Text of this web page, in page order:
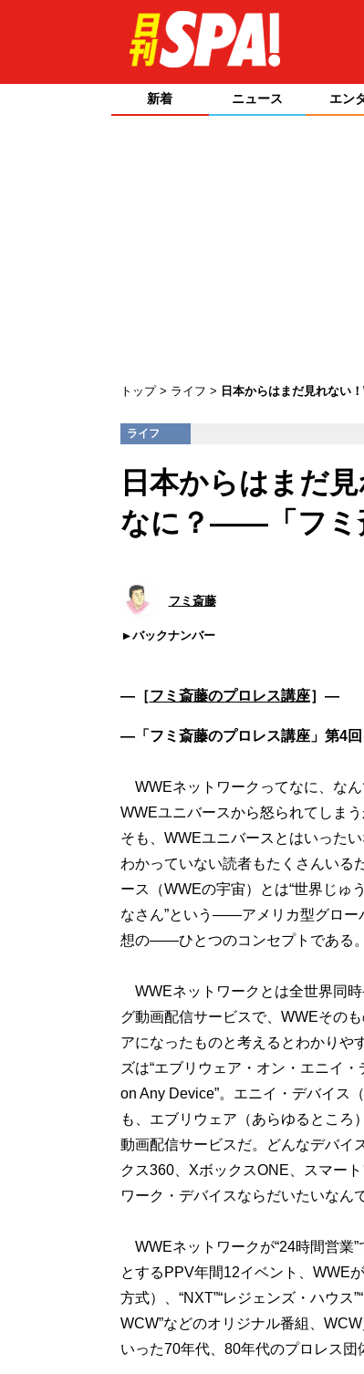
新着 ニュース エン
トップ ライフ
日本からはまだ見れない
ライフ
日本からはまだ
なに？――「フミ
フミ斎藤
バックナンバー
―［フミ斎藤のプロレス講座］―
―「フミ斎藤のプロレス講座」第4
WWEネットワークってなに、な
WWEユニバースから怒られてしま
そも、WWEユニバースとはいった
わかっていない読者もたくさんいる
ース（WWEの宇宙）とは“世界じゅ
なさん”という――アメリカ型グロー
想の――ひとつのコンセプトである。
WWEネットワークとは全世界同
グ動画配信サービスで、WWEその
アになったものと考えるとわかりや
ズは“エブリウェア・オン・エニイ
on Any Device”。エニイ・デバイス
も、エブリウェア（あらゆるところ
動画配信サービスだ。どんなデバイ
クス360、XボックスONE、スマー
ワーク・デバイスならだいたいなん
WWEネットワークが“24時間営業”
とするPPV年間12イベント、WWE
方式）、“NXT”“レジェンズ・ハウス
WCW”などのオリジナル番組、
いった70年代、80年代のプロレス団